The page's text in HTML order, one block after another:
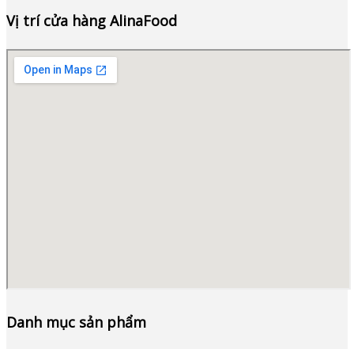
Vị trí cửa hàng AlinaFood
Danh mục sản phẩm